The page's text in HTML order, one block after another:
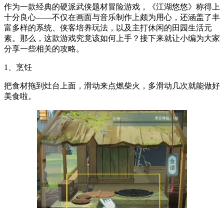
作为一款经典的硬派武侠题材冒险游戏，《江湖悠悠》称得上
十分良心——不仅在画面与音乐制作上颇为用心，还涵盖了丰
富多样的系统、侠客培养玩法，以及主打休闲的田园生活元
素。那么，这款游戏究竟该如何上手？接下来就让小编为大家
分享一些相关的攻略。
1、烹饪
把食材拖到灶台上面，滑动来点燃柴火，多滑动几次就能做好
美食啦。